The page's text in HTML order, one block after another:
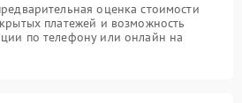
оценка стоимости
платежей и возможность
по телефону или онлайн на